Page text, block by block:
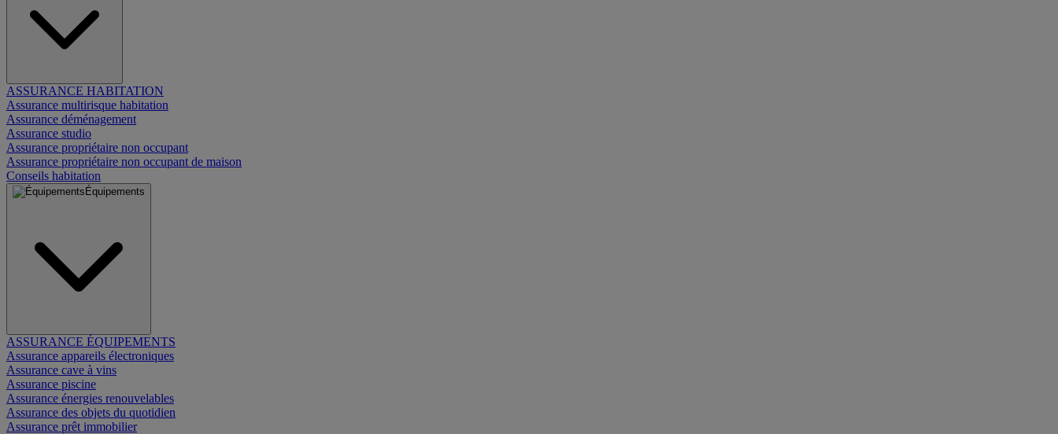
ASSURANCE HABITATION
Assurance multirisque habitation
Assurance déménagement
Assurance studio
Assurance propriétaire non occupant
Assurance propriétaire non occupant de maison
Conseils habitation
Équipements
ASSURANCE ÉQUIPEMENTS
Assurance appareils électroniques
Assurance cave à vins
Assurance piscine
Assurance énergies renouvelables
Assurance des objets du quotidien
Assurance prêt immobilier